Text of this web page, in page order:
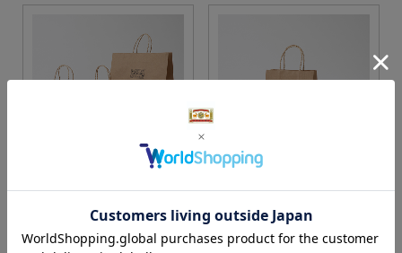
カートに入れる カートに入れる